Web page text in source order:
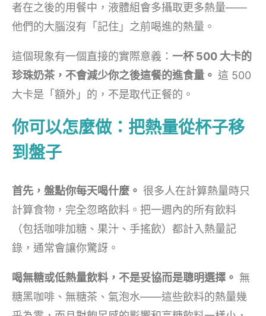
者在之後的用餐中，液體組會多攝取更多熱量——
他們的大腦沒有「記住」之前喝進的熱量。
這個現象有一個直接的實際意義： 一杯 500 大卡的
珍珠奶茶，不會減少你之後這餐的進食量。 這 500
大卡是「額外」的，不是取代正餐的。
你可以怎麼做：把熱量從杯子移
到盤子
首先，盤點你每天喝什麼。 很多人在計算熱量時只
計算食物，完全忽略飲料。把一週內的所有飲料
（包括咖啡加糖、果汁、手搖飲）都計入熱量記
錄，通常會讓你驚訝。
喝無糖或低熱量飲料，不是妥協而是聰明選擇。 無
糖黑咖啡、無糖茶、氣泡水——這些飲料的熱量幾